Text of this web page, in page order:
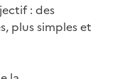
: des
plus simples et